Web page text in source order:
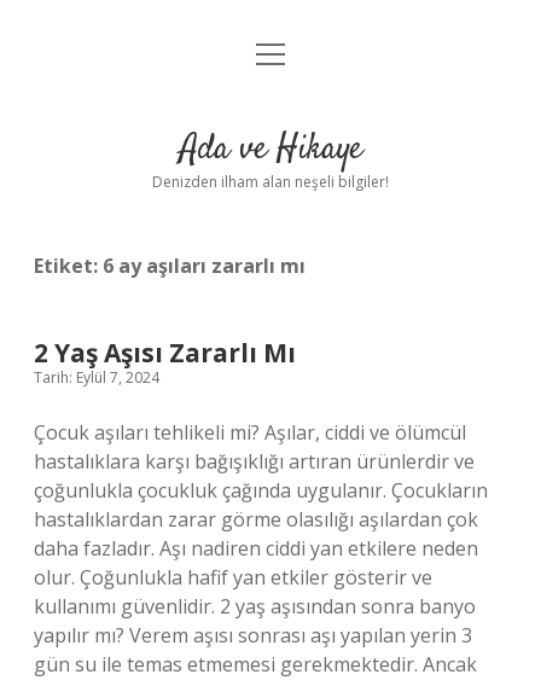
Anasayfa
Yasal Uyarı
menüyü
Ada ve Hikaye
Denizden ilham alan neşeli bilgiler!
Etiket: 6 ay aşıları zararlı mı
2 Yaş Aşısı Zararlı Mı
Tarih: Eylül 7, 2024
Çocuk aşıları tehlikeli mi? Aşılar, ciddi ve ölümcül
hastalıklara karşı bağışıklığı artıran ürünlerdir ve
çoğunlukla çocukluk çağında uygulanır. Çocukların
hastalıklardan zarar görme olasılığı aşılardan çok
daha fazladır. Aşı nadiren ciddi yan etkilere neden
olur. Çoğunlukla hafif yan etkiler gösterir ve
kullanımı güvenlidir. 2 yaş aşısından sonra banyo
yapılır mı? Verem aşısı sonrası aşı yapılan yerin 3
gün su ile temas etmemesi gerekmektedir. Ancak